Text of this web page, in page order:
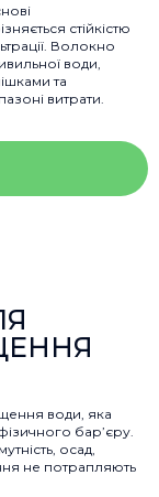
стійкістю
Волокно
води,
та
витрати.
води, яка
бар’єру.
осад,
не потрапляють